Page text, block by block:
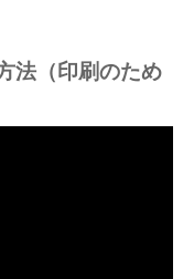
法（印刷のため